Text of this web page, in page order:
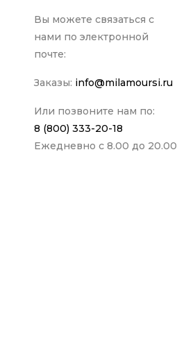
Вы можете связаться с
нами по электронной
почте:
Заказы: info@milamoursi.ru
Или позвоните нам по:
8 (800) 333-20-18
Ежедневно с 8.00 до 20.00